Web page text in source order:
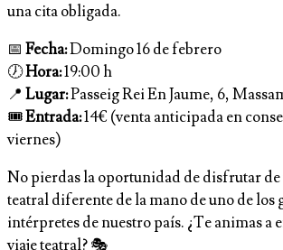
una cita obligada.
📅 Fecha:Domingo 16 de febrero
🕖Hora:19:00 h
📍 Lugar:Passeig Rei En Jaume, 6,
🎟Entrada:14€ (venta anticipada en
viernes)
No pierdas la oportunidad de disfrutar
teatral diferente de la mano de uno de los
intérpretes de nuestro país. ¿Te animas a
viaje teatral? 🎭